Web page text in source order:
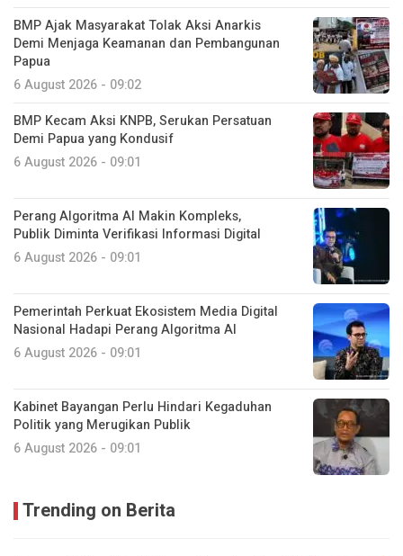
BMP Ajak Masyarakat Tolak Aksi Anarkis
Demi Menjaga Keamanan dan Pembangunan
Papua
6 August 2026 - 09:02
BMP Kecam Aksi KNPB, Serukan Persatuan
Demi Papua yang Kondusif
6 August 2026 - 09:01
Perang Algoritma AI Makin Kompleks,
Publik Diminta Verifikasi Informasi Digital
6 August 2026 - 09:01
Pemerintah Perkuat Ekosistem Media Digital
Nasional Hadapi Perang Algoritma AI
6 August 2026 - 09:01
Kabinet Bayangan Perlu Hindari Kegaduhan
Politik yang Merugikan Publik
6 August 2026 - 09:01
Trending on Berita